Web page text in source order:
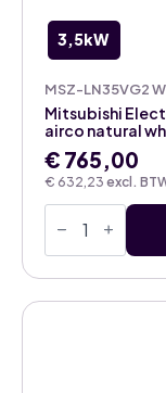
3,5kW
MSZ-LN35VG2 W
€ 632,23 excl.
Mitsubishi
airco natural
€ 765,00
Mitsubishi
Electric
MSZ-
LN35VG2
W